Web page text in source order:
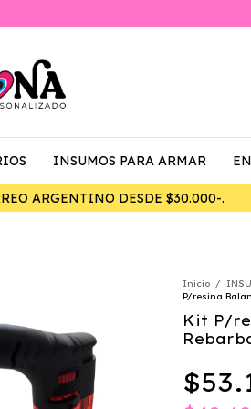
INSUMOS PARA ARMAR
Inicio /
P/resina
Kit P/